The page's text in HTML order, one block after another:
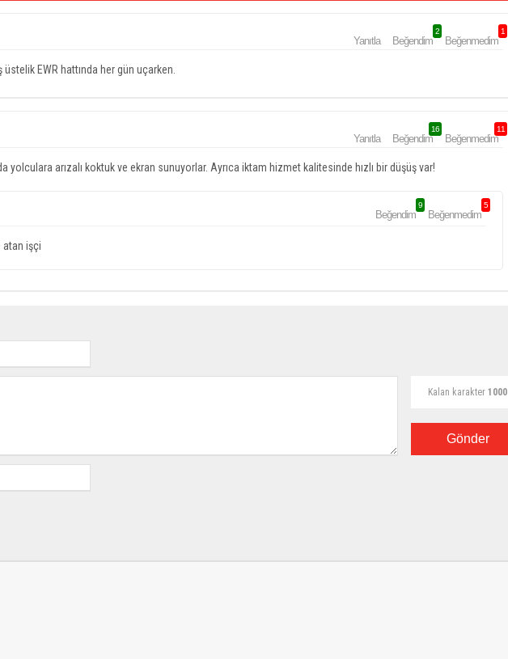
Yanıtla Beğendim
2
Beğenmedim
1
EWR hattında her gün uçarken.
Yanıtla Beğendim
16
Beğenmedim
11
yolculara arızalı koktuk ve ekran sunuyorlar. Ayrıca iktam hizmet kalitesinde hızlı bir düşüş var!
Beğendim
9
Beğenmedim
5
atan işçi
Kalan karakter 1000
Gönder